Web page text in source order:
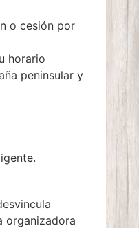
o cesión por
horario
peninsular y
organizadora